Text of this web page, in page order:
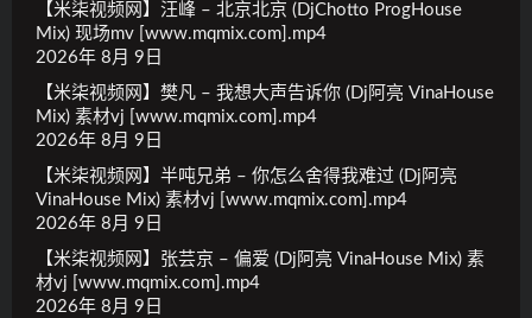
【米柒视频网】汪峰 – 北京北京 (DjChotto ProgHouse
Mix) 现场mv [www.mqmix.com].mp4
2026年 8月 9日
【米柒视频网】樊凡 – 我想大声告诉你 (Dj阿亮 VinaHouse
Mix) 素材vj [www.mqmix.com].mp4
2026年 8月 9日
【米柒视频网】半吨兄弟 – 你怎么舍得我难过 (Dj阿亮
VinaHouse Mix) 素材vj [www.mqmix.com].mp4
2026年 8月 9日
【米柒视频网】张芸京 – 偏爱 (Dj阿亮 VinaHouse Mix) 素
材vj [www.mqmix.com].mp4
2026年 8月 9日